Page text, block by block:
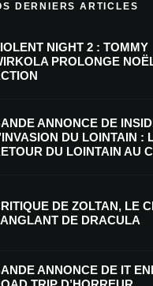
DERNIERS ARTICLES
NIGHT 2 : TOMMY
PROLONGE
ANNONCE DE
DU LOINTAIN :
DU LOINTAIN AU
DE ZOLTAN, LE
DE DRACULA
ANNONCE DE IT